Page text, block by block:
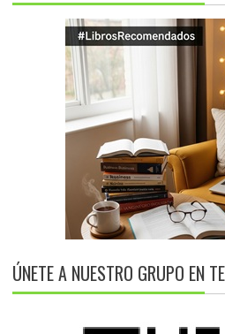
ÚNETE A NUESTRO GRUPO EN